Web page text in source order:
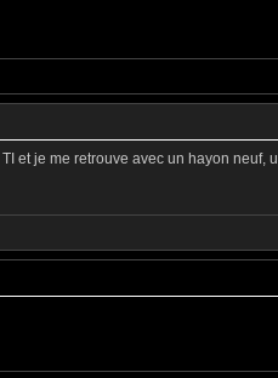
je me retrouve avec un hayon neuf,